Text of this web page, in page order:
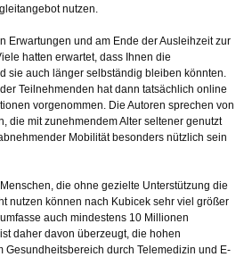
nutzen.
Erwartungen und am Ende der Ausleihzeit zur
hatten erwartet, dass Ihnen die
sie auch länger selbständig bleiben könnten.
Teilnehmenden hat dann tatsächlich online
vorgenommen. Die Autoren sprechen von
die mit zunehmendem Alter seltener genutzt
Mobilität besonders nützlich sein
die ohne gezielte Unterstützung die
nutzen können nach Kubicek sehr viel größer
auch mindestens 10 Millionen
daher davon überzeugt, die hohen
Gesundheitsbereich durch Telemedizin und E-